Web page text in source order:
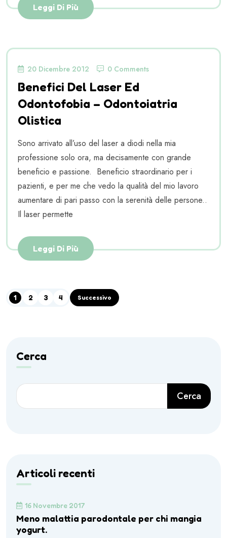
Leggi Di Più
20 Dicembre 2012 0 Comments
Benefici Del Laser Ed
Odontofobia – Odontoiatria
Olistica
Sono arrivato all’uso del laser a diodi nella mia
professione solo ora, ma decisamente con grande
beneficio e passione. Beneficio straordinario per i
pazienti, e per me che vedo la qualità del mio lavoro
aumentare di pari passo con la serenità delle persone..
Il laser permette
Leggi Di Più
1 2 3 4 Successivo
Cerca
Cerca
Articoli recenti
16 Novembre 2017
Meno malattia parodontale per chi mangia
yogurt.